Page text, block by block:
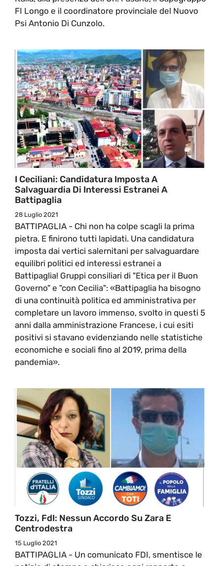
FI Longo e il coordinatore provinciale del Nuovo
Psi Antonio Di Cunzolo.
I Ceciliani: Candidatura Imposta A
Salvaguardia Di Interessi Estranei A
Battipaglia
28 Luglio 2021
BATTIPAGLIA - Chi non ha colpe scagli la prima
pietra. E finirono tutti lapidati. Una candidatura
imposta dai vertici salernitani per salvaguardare
equilibri politici ed interessi estranei a
Battipaglia! Gruppi consiliari di "Etica per il Buon
Governo" e "con Cecilia": «Battipaglia ha bisogno
di una continuità politica ed amministrativa per
completare un lavoro immenso, svolto in questi 5
anni dalla amministrazione Francese, i cui esiti
positivi si stavano evidenziando nelle statistiche
economiche e sociali fino al 2019, prima della
pandemia».
Tozzi, FdI: Nessun Accordo Su Zara E
Centrodestra
15 Luglio 2021
BATTIPAGLIA - Un comunicato FDI, smentisce le